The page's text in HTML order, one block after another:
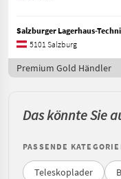
Salzburger Lagerhaus-
5101 Salzburg
Premium Gold Händler
Das könnte Sie
PASSENDE
Teleskoplader